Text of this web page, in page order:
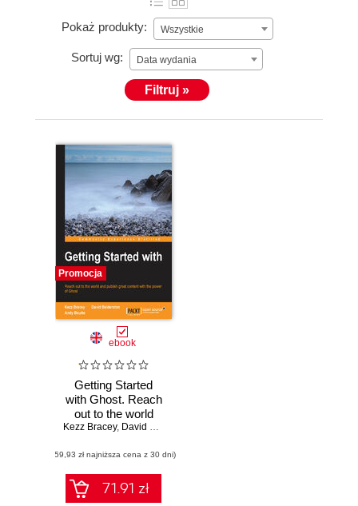
Pokaż produkty: Wszystkie
Sortuj wg: Data wydania
Filtruj »
Promocja
ebook
Getting Started
with Ghost. Reach
out to the world
and publish great
power of Ghost
Kezz Bracey, David Balderston
(59,93 zł najniższa cena z 30 dni)
71.91 zł